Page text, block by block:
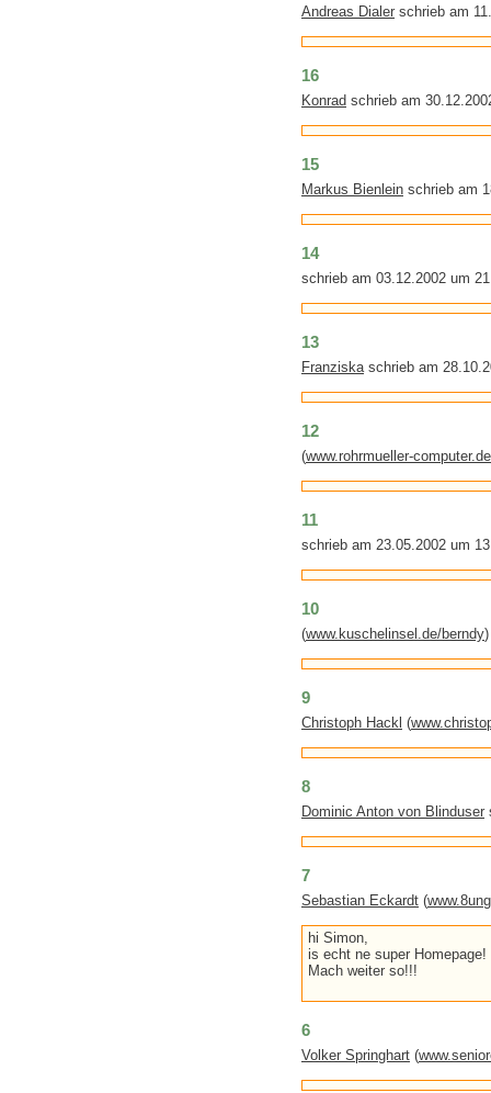
Andreas Dialer schrieb am
16
Konrad schrieb am
15
Markus Bienlein schrieb am
14
schrieb am 03.12.2002 um
13
Franziskaschrieb am
12
(www.rohrmueller-computer.de
11
schrieb am 23.05.2002 um
10
(www.kuschelinsel.de/berndy
9
Christoph Hackl (
8
Dominic Anton von Blinduser
7
Sebastian Eckardt (
hi Simon,
is echt ne super Homepage!
Mach weiter so!!!
6
Volker Springhart (